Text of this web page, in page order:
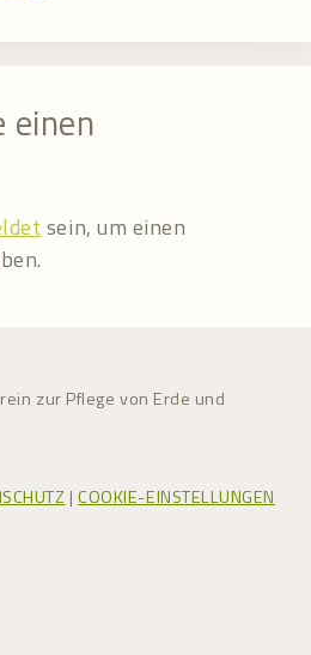
einen
sein, um einen
zur Pflege von Erde und
|COOKIE-EINSTELLUNGEN